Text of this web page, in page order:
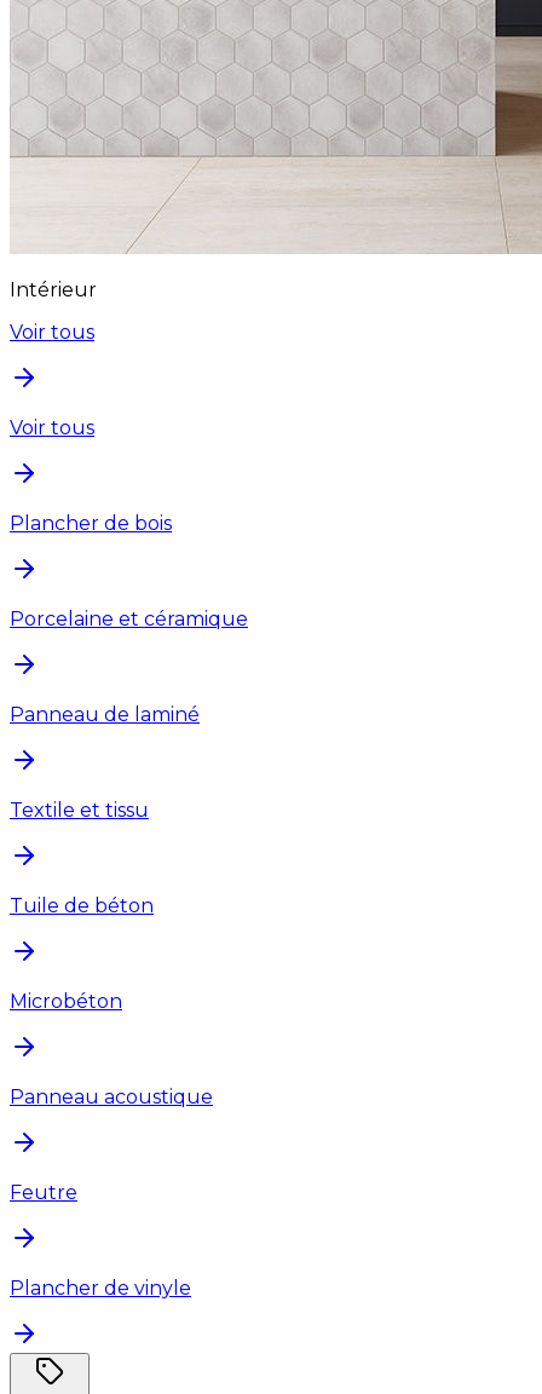
Intérieur
Voir tous
Voir tous
Plancher de bois
Porcelaine et céramique
Panneau de laminé
Textile et tissu
Tuile de béton
Microbéton
Panneau acoustique
Feutre
Plancher de vinyle